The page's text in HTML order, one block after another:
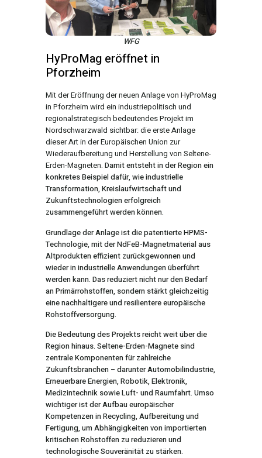
WFG
HyProMag eröffnet in
Pforzheim
Mit der Eröffnung der neuen Anlage von HyProMag
in Pforzheim wird ein industriepolitisch und
regionalstrategisch bedeutendes Projekt im
Nordschwarzwald sichtbar: die erste Anlage
dieser Art in der Europäischen Union zur
Wiederaufbereitung und Herstellung von Seltene-
Erden-Magneten. Damit entsteht in der Region ein
konkretes Beispiel dafür, wie industrielle
Transformation, Kreislaufwirtschaft und
Zukunftstechnologien erfolgreich
zusammengeführt werden können.
Grundlage der Anlage ist die patentierte HPMS-
Technologie, mit der NdFeB-Magnetmaterial aus
Altprodukten effizient zurückgewonnen und
wieder in industrielle Anwendungen überführt
werden kann. Das reduziert nicht nur den Bedarf
an Primärrohstoffen, sondern stärkt gleichzeitig
eine nachhaltigere und resilientere europäische
Rohstoffversorgung.
Die Bedeutung des Projekts reicht weit über die
Region hinaus. Seltene-Erden-Magnete sind
zentrale Komponenten für zahlreiche
Zukunftsbranchen – darunter Automobilindustrie,
Erneuerbare Energien, Robotik, Elektronik,
Medizintechnik sowie Luft- und Raumfahrt. Umso
wichtiger ist der Aufbau europäischer
Kompetenzen in Recycling, Aufbereitung und
Fertigung, um Abhängigkeiten von importierten
kritischen Rohstoffen zu reduzieren und
technologische Souveränität zu stärken.